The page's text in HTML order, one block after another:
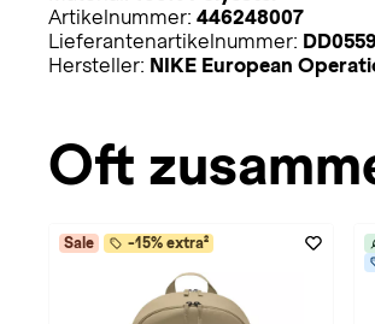
Artikelnummer: 446248007
Lieferantenartikelnummer:
Hersteller: NIKE European
Oft
Sale -15% extra²